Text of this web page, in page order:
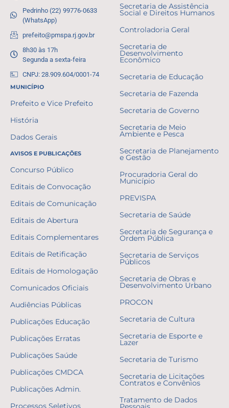
Pedrinho (22) 99776-0633
(WhatsApp)
prefeito@pmspa.rj.gov.br
8h30 às 17h
Segunda a sexta-feira
CNPJ: 28.909.604/0001-74
MUNICÍPIO
Prefeito e Vice Prefeito
História
Dados Gerais
AVISOS E PUBLICAÇÕES
Concurso Público
Editais de Convocação
Editais de Comunicação
Editais de Abertura
Editais Complementares
Editais de Retificação
Editais de Homologação
Comunicados Oficiais
Audiências Públicas
Publicações Educação
Publicações Erratas
Publicações Saúde
Publicações CMDCA
Publicações Admin.
Processos Seletivos
Secretaria de Assistência
Social e Direitos Humanos
Controladoria Geral
Secretaria de
Desenvolvimento
Econômico
Secretaria de Educação
Secretaria de Fazenda
Secretaria de Governo
Secretaria de Meio
Ambiente e Pesca
Secretaria de Planejamento
e Gestão
Procuradoria Geral do
Município
PREVISPA
Secretaria de Saúde
Secretaria de Segurança e
Ordem Pública
Secretaria de Serviços
Públicos
Secretaria de Obras e
Desenvolvimento Urbano
PROCON
Secretaria de Cultura
Secretaria de Esporte e
Lazer
Secretaria de Turismo
Secretaria de Licitações
Contratos e Convênios
Tratamento de Dados
Pessoais